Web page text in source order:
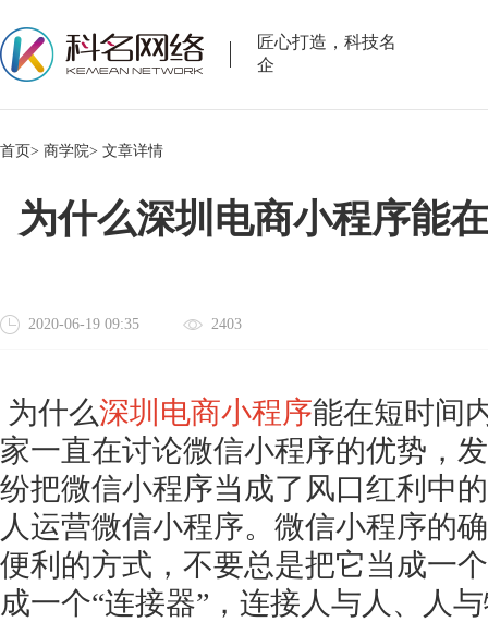
匠心打造，科技名
企
首页> 商学院> 文章详情
为什么深圳电商小程序能
2020-06-19 09:35 2403
为什么深圳电商小程序能在短时间
家一直在讨论微信小程序的优势，
纷把微信小程序当成了风口红利中
人运营微信小程序。微信小程序的
便利的方式，不要总是把它当成一
成一个“连接器”，连接人与人、人